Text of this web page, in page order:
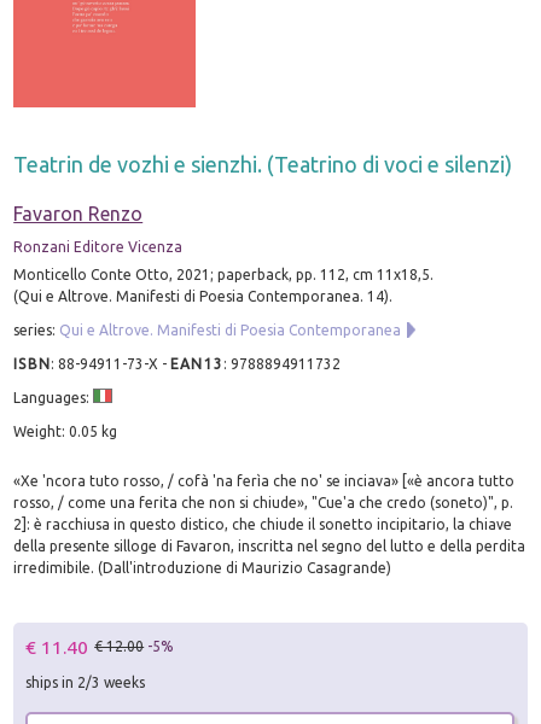
Teatrin de vozhi e sienzhi. (Teatrino di voci e silenzi)
Favaron Renzo
Ronzani Editore Vicenza
Monticello Conte Otto, 2021; paperback, pp. 112, cm 11x18,5.
(Qui e Altrove. Manifesti di Poesia Contemporanea. 14).
series: Qui e Altrove. Manifesti di Poesia Contemporanea
ISBN:88-94911-73-X - EAN13 :9788894911732
Languages:
Weight: 0.05 kg
«Xe 'ncora tuto rosso, / cofà 'na ferìa che no' se inciava» [«è ancora tutto
rosso, / come una ferita che non si chiude», "Cue'a che credo (soneto)", p.
2]: è racchiusa in questo distico, che chiude il sonetto incipitario, la chiave
della presente silloge di Favaron, inscritta nel segno del lutto e della perdita
irredimibile. (Dall'introduzione di Maurizio Casagrande)
€ 11.40 € 12.00 -5%
ships in 2/3 weeks